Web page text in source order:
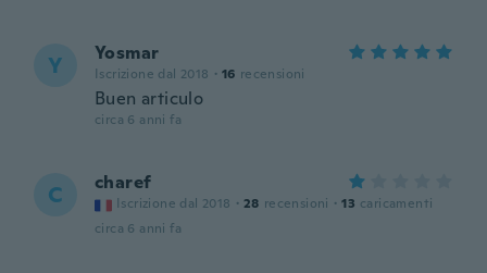
Y Yosmar
Iscrizione dal 2018 · 16 recensioni
Buen articulo
circa 6 anni fa
C charef
Iscrizione dal 2018 · 28 recensioni · 13 caricamenti
circa 6 anni fa